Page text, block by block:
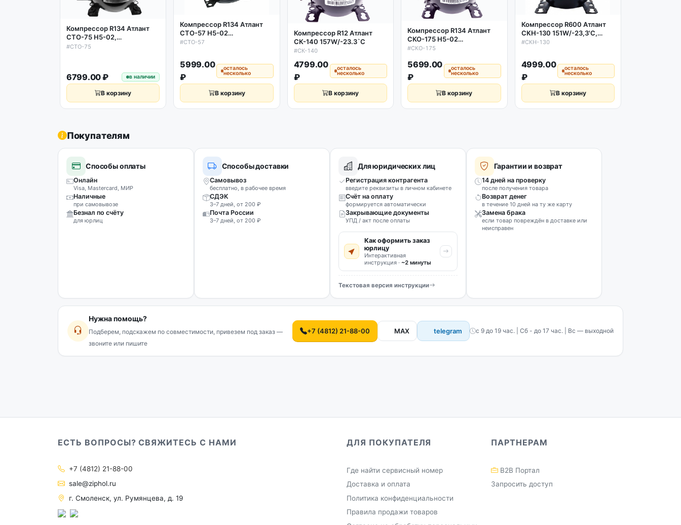
Компрессор R134 Атлант
СТО-75 H5-02,
209w/-23.3'C, аналог
#СТО-75
6799.00 ₽ в наличии
В корзину
Компрессор R134 Атлант
СТО-57 H5-02
153w/-23.3'C, аналог
#СТО-57
5999.00
₽
осталось
несколько
В корзину
Компрессор R12 Атлант
СК-140 157W/-23.3`C
#СК-140
4799.00
₽
осталось
несколько
В корзину
Компрессор R134 Атлант
СКО-175 H5-02
182w/-23.3'C
#СКО-175
5699.00
₽
осталось
несколько
В корзину
Компрессор R600 Атлант
СКН-130 151W/-23,3'C,
аналог СТВ-87
#СКН-130
4999.00
₽
осталось
несколько
В корзину
Покупателям
Способы оплаты
Онлайн
Visa, Mastercard, МИР
Наличные
при самовывозе
Безнал по счёту
для юрлиц
Способы доставки
Самовывоз
бесплатно, в рабочее время
СДЭК
3–7 дней, от 200 ₽
Почта России
3–7 дней, от 200 ₽
Для юридических лиц
Регистрация контрагента
введите реквизиты в личном кабинете
Счёт на оплату
формируется автоматически
Закрывающие документы
УПД / акт после оплаты
Как оформить заказ
юрлицу
Интерактивная
инструкция · ~2 минуты
Текстовая версия инструкции
Гарантии и возврат
14 дней на проверку
после получения товара
Возврат денег
в течение 10 дней на ту же карту
Замена брака
если товар повреждён в доставке или
неисправен
Нужна помощь?
Подберем, подскажем по совместимости, привезем под заказ —
звоните или пишите
+7 (4812) 21-88-00 MAX telegram с 9 до 19 час. | Сб - до 17 час. | Вс — выходной
ЕСТЬ ВОПРОСЫ? СВЯЖИТЕСЬ С НАМИ
+7 (4812) 21-88-00
sale@ziphol.ru
г. Смоленск, ул. Румянцева, д. 19
ДЛЯ ПОКУПАТЕЛЯ
Где найти сервисный номер
Доставка и оплата
Политика конфиденциальности
Правила продажи товаров
ПАРТНЕРАМ
B2B Портал
Запросить доступ